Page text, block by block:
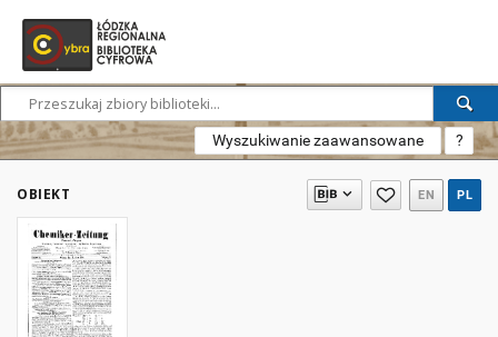
Wyszukiwanie zaawansowane ?
OBIEKT EN PL